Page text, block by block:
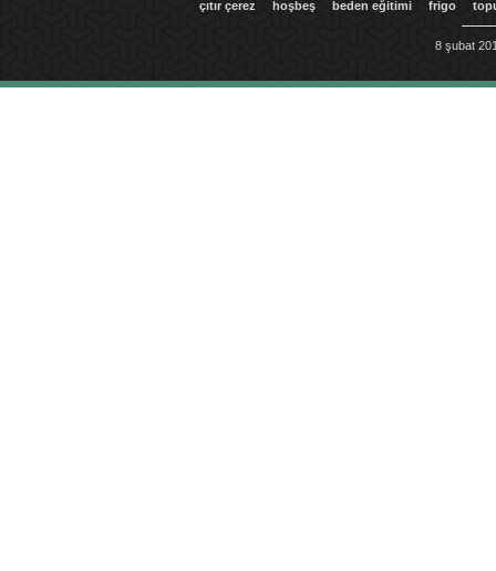
çıtır çerez hoşbeş beden eğitimi frigo
8 şubat